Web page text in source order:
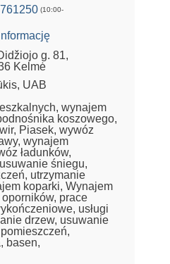
(10:00-
g. 81,
Kelmė
UAB
wynajem
koszowego,
Piasek, wywóz
wynajem
ładunków,
śniegu,
utrzymanie
koparki, Wynajem
prace
usługi
drzew, usuwanie
basen,